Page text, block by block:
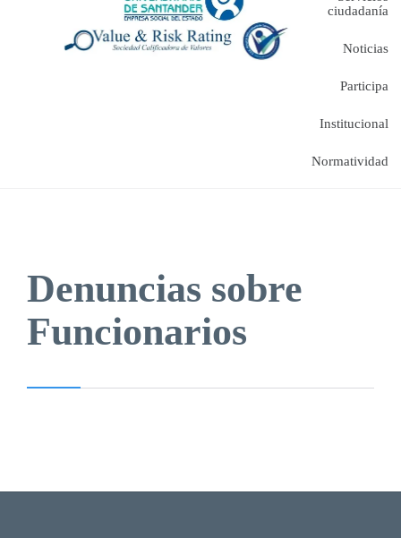
ciudadanía
Noticias
Participa
Institucional
Normatividad
Denuncias sobre
Funcionarios